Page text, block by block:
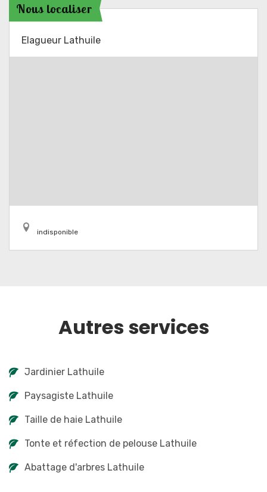
Nous localiser
Elagueur Lathuile
indisponible
Autres services
Jardinier Lathuile
Paysagiste Lathuile
Taille de haie Lathuile
Tonte et réfection de pelouse Lathuile
Abattage d'arbres Lathuile